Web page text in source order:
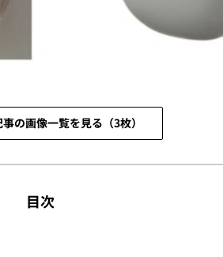
の画像一覧を見る（3枚）
目次